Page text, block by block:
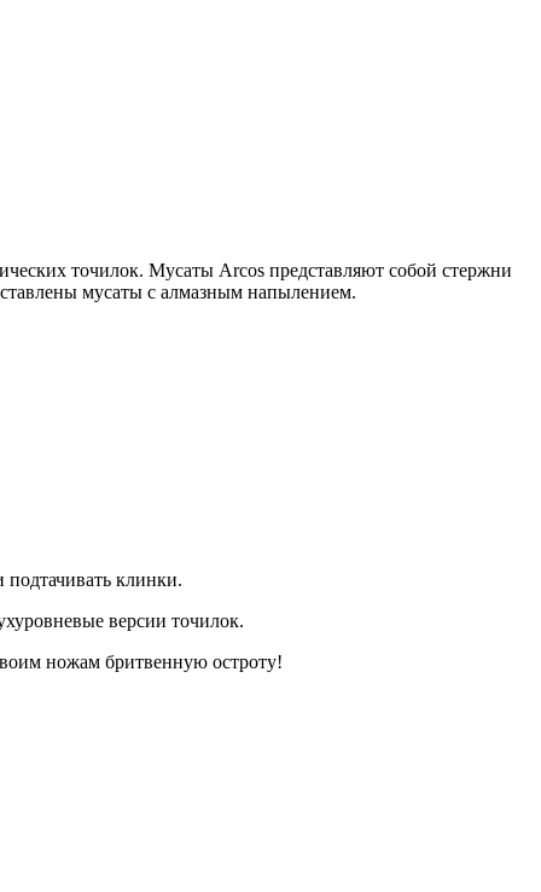
точилок. Мусаты Arcos представляют собой стержни
мусаты с алмазным напылением.
клинки.
версии точилок.
ножам бритвенную остроту!